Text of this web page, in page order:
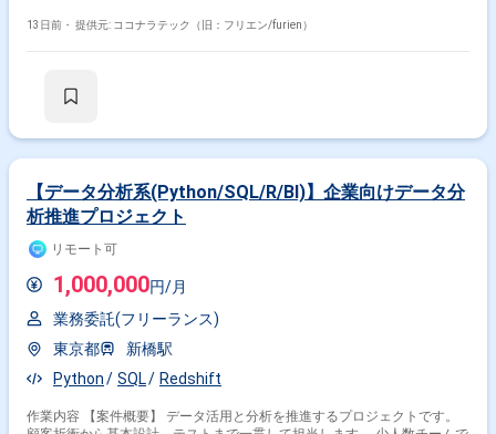
頼性基盤、AI開発ツールなどを含むプラットフォームの提供に関わる業務
開発ツールの検証や導入などを行っていただきます。 【求める人物像】
ンです。 【ポジションの魅力】 就職活動支援サービスという社会的イン
パクトの大きいプロダクトにおいて、プラットフォームや信頼性基盤の整
備を通じて、開発組織全体の生産性や品質向上に直結する業務に携わるこ
とができます。AI開発ツールやモニタリング基盤など最新の技術要素に関
わりながら、技術選定やガイドライン策定などテックリードとしての経験
を積むことができます。 【開発環境】 サーバサイドは Kotlin/Java、
SpringBoot、DGS framework（GraphQL）、Kotest、spock（groovy）、
LocalStack、Playwright などを利用しております。フロントエンドは
React、Apollo、TypeScript、Knockout、webpack、Storybook、Jest を用
いております。モバイルアプリは SwiftUI、MagicPod を利用しておりま
と GCP（firebase、bigquery など）を利用し、CI/CD は GitHub Actions、
す。デザインは Figma、コミュニケーションは GitHub Enterprise Cloud、
13日前・ 提供元: ココナラテック（旧：フリエン/furien）
【データ分析系(Python/SQL/R/BI)】企業向けデータ分
析推進プロジェクト
リモート可
1,000,000円/月
業務委託(フリーランス)
東京都
新橋駅
Python
SQL Redshift
作業内容 【案件概要】 データ活用と分析を推進するプロジェクトです。